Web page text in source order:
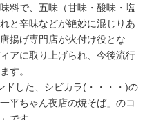
料で、五味（甘味・酸味・塩
と辛味などが絶妙に混じりあ
揚げ専門店が火付け役とな
アに取り上げられ、今後流行
す。
ドした、シビカラ(・・・・)の
平ちゃん夜店の焼そば」のコ